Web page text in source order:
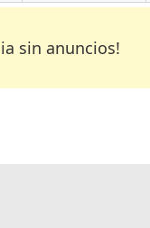
sin anuncios!